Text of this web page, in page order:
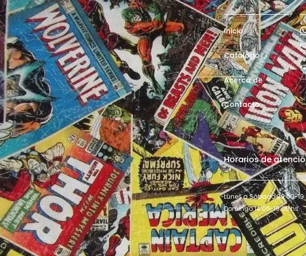
Inicio
Catálogo
Acerca de
Contacto
Horarios de
Lunes a Sábado 09:00-
Domingo 14:00-19:00 hs.